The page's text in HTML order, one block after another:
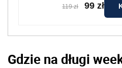
119 zł 99 zł
Gdzie na długi